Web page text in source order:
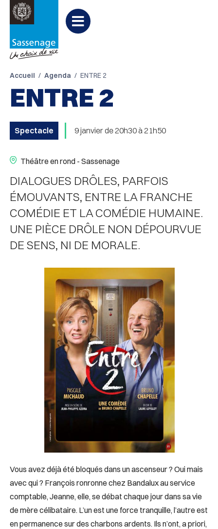
Aller à la recherche
PARTAGER Partager
sur
Accueil Agenda ENTRE 2
ENTRE 2
Spectacle 9 janvier de 20h30 à 21h50
Théâtre en rond - Sassenage
DIALOGUES DRÔLES, PARFOIS
ÉMOUVANTS, ENTRE LA FRANCHE
COMÉDIE ET LA COMÉDIE HUMAINE.
UNE PIÈCE DRÔLE NON DÉPOURVUE
DE SENS, NI DE MORALE.
Vous avez déjà été bloqués dans un ascenseur ? Oui mais
avec qui ? François ronronne chez Bandalux au service
comptable, Jeanne, elle, se débat chaque jour dans sa vie
de mère célibataire. L’un est une force tranquille, l’autre est
en permanence sur des charbons ardents. Ils n’ont, a priori,